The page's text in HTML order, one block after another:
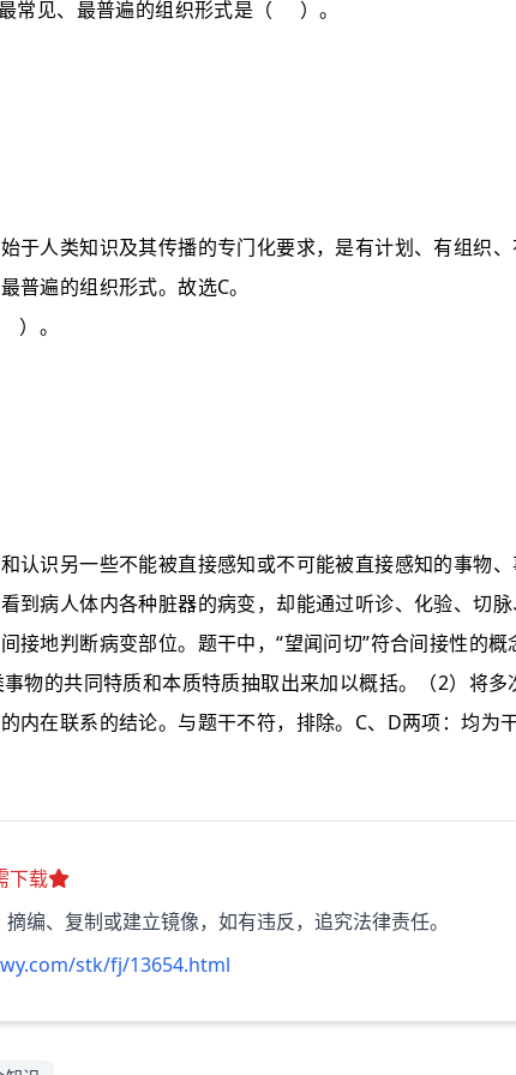
常见、最普遍的组织形式是 （ ）。
于人类知识及其传播的专门化要求，是有计划、有组织
普遍的组织形式。故选C。
） 。
认识另一些不能被直接感知或不可能被直接感知的事物
到病人体内各种脏器的病变，却能通过听诊、化验、切
接地判断病变部位。题干中，“望闻问切”符合间接性的概
事物的共同特质和本质特质抽取出来加以概括。（2）将多
内在联系的结论。与题干不符，排除。 C、 D两项：均为
下载
编、复制或建立镜像，如有违反，追究法律责任。
stk/fj/13654.html